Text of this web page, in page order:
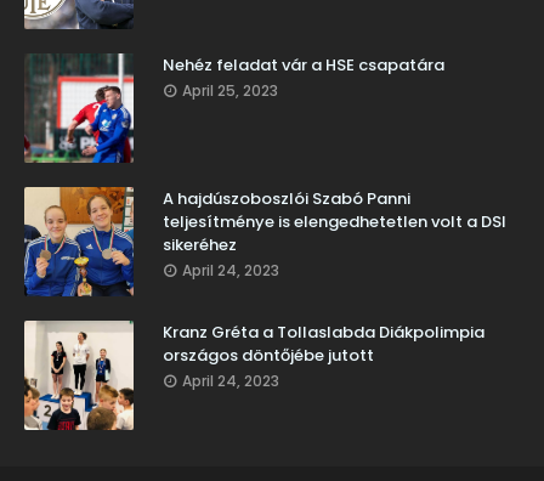
Nehéz feladat vár a HSE csapatára
April 25, 2023
A hajdúszoboszlói Szabó Panni
teljesítménye is elengedhetetlen volt a DSI
sikeréhez
April 24, 2023
Kranz Gréta a Tollaslabda Diákpolimpia
országos döntőjébe jutott
April 24, 2023